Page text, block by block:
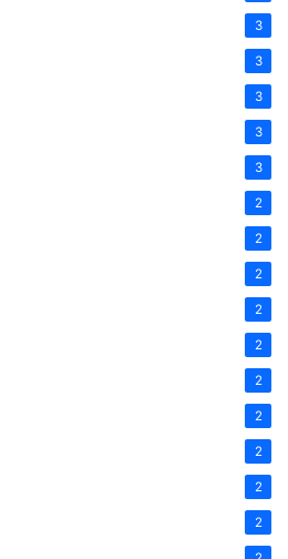
3
3
3
3
3
2
2
2
2
2
2
2
2
2
2